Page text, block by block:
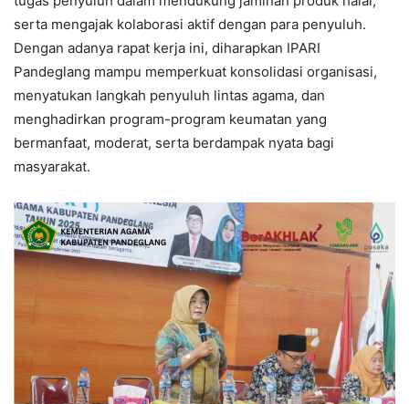
serta mengajak kolaborasi aktif dengan para penyuluh.
Dengan adanya rapat kerja ini, diharapkan IPARI
Pandeglang mampu memperkuat konsolidasi organisasi,
menyatukan langkah penyuluh lintas agama, dan
menghadirkan program-program keumatan yang
bermanfaat, moderat, serta berdampak nyata bagi
masyarakat.